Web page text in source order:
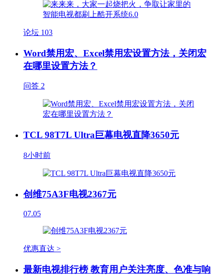
论坛 103
Word禁用宏、Excel禁用宏设置方法，关闭宏
在哪里设置方法？
问答 2
TCL 98T7L Ultra巨幕电视直降3650元
8小时前
创维75A3F电视2367元
07.05
优惠直达 >
最新电视排行榜 教育用户关注亮度、色准与响